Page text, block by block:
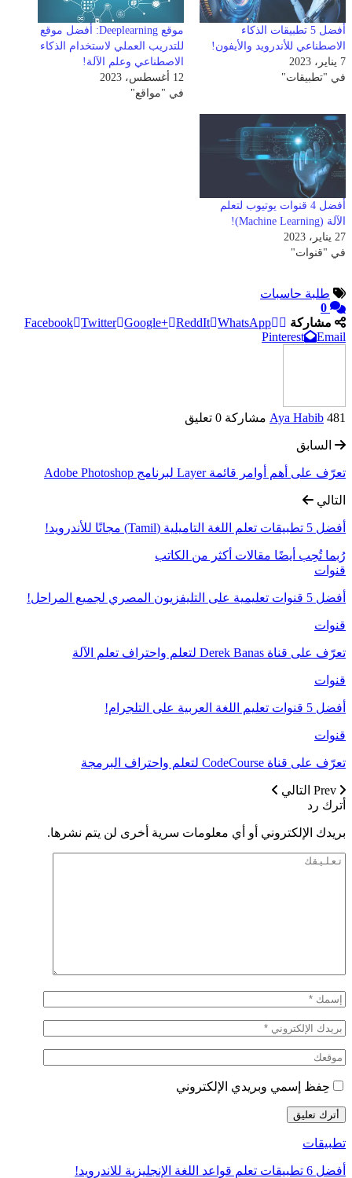
أفضل 5 تطبيقات الذكاء
الاصطناعي للأندرويد والأيفون!
7 يناير، 2023
في "تطبيقات"
موقع Deeplearning: أفضل موقع
للتدريب العملي لاستخدام الذكاء
الاصطناعي وعلم الآلة!
12 أغسطس، 2023
في "مواقع"
أفضل 4 قنوات يوتيوب لتعلم
الآلة (Machine Learning)!
27 يناير، 2023
في "قنوات"
طلبة حاسبات
0
مشاركة
Facebook Twitter Google+ ReddIt WhatsApp
Pinterest
Email
Aya Habib 481 مشاركة 0 تعليق
السابق
تعرّف على أهم أوامر قائمة Layer لبرنامج Adobe Photoshop
التالي
أفضل 5 تطبيقات تعلم اللغة التاميلية (Tamil) مجانًا للأندرويد!
رُبما تُحِب أيضًا مقالات أكثر من الكاتب
قنوات
أفضل 5 قنوات تعليمية على التليفزيون المصري لجميع المراحل!
قنوات
تعرّف على قناة Derek Banas لتعلم واحتراف تعلم الآلة
قنوات
أفضل 5 قنوات تعليم اللغة العربية على التلجرام!
قنوات
تعرّف على قناة CodeCourse لتعلم واحتراف البرمجة
التالي
أترك رد
بريدك الإلكتروني أو أي معلومات سرية أخرى لن يتم نشرها.
حِفظ إسمي وبريدي الإلكتروني
تطبيقات
أفضل 6 تطبيقات تعلم قواعد اللغة الإنجليزية للاندرويد!